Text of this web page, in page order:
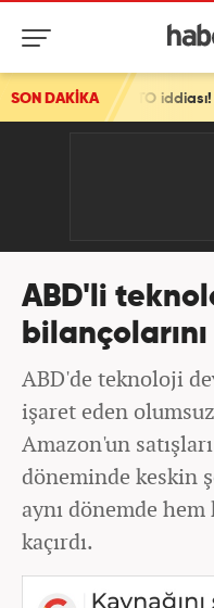
SON DAKİKA
NATO iddiası! Türkiye'den
ABD'li
bilançolarını
ABD'de teknoloji
işaret eden
Amazon'un
döneminde keskin
aynı dönemde
kaçırdı.